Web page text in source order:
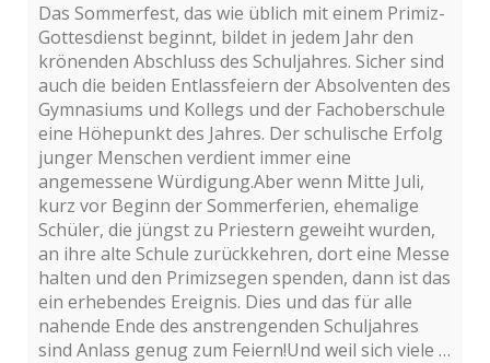
Das Sommerfest, das wie üblich mit einem Primiz-
Gottesdienst beginnt, bildet in jedem Jahr den
krönenden Abschluss des Schuljahres. Sicher sind
auch die beiden Entlassfeiern der Absolventen des
Gymnasiums und Kollegs und der Fachoberschule
eine Höhepunkt des Jahres. Der schulische Erfolg
junger Menschen verdient immer eine
angemessene Würdigung.Aber wenn Mitte Juli,
kurz vor Beginn der Sommerferien, ehemalige
Schüler, die jüngst zu Priestern geweiht wurden,
an ihre alte Schule zurückkehren, dort eine Messe
halten und den Primizsegen spenden, dann ist das
ein erhebendes Ereignis. Dies und das für alle
nahende Ende des anstrengenden Schuljahres
sind Anlass genug zum Feiern!Und weil sich viele …